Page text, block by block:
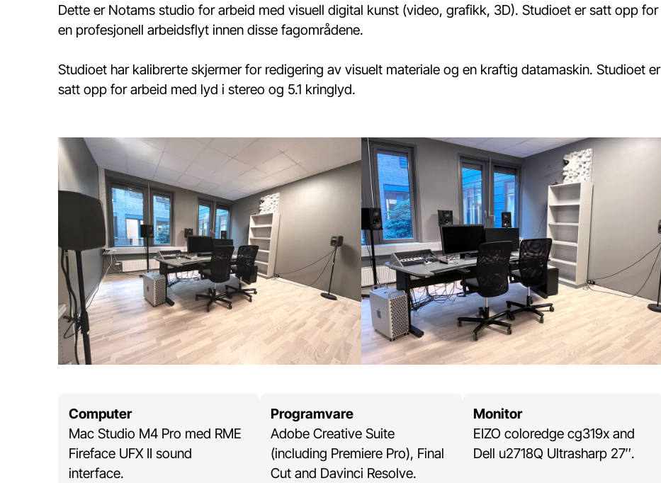
Dette er Notams studio for arbeid med visuell digital kunst (video, grafikk, 3D). Studioet er satt opp for
en profesjonell arbeidsflyt innen disse fagområdene.
Studioet har kalibrerte skjermer for redigering av visuelt materiale og en kraftig datamaskin. Studioet er
satt opp for arbeid med lyd i stereo og 5.1 kringlyd.
Computer
Mac Studio M4 Pro med RME
Fireface UFX II sound
interface.
Programvare
Adobe Creative Suite
(including Premiere Pro), Final
Cut and Davinci Resolve.
Monitor
EIZO coloredge cg319x and
Dell u2718Q Ultrasharp 27″.